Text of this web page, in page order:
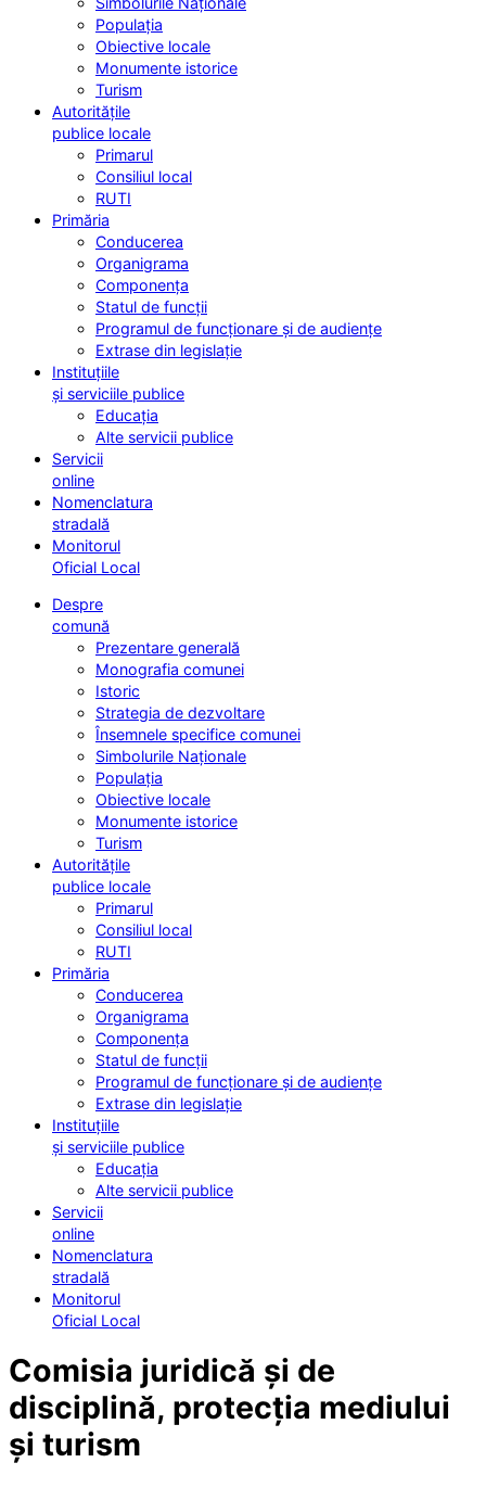
Populația
Obiective locale
Monumente istorice
Turism
Autoritățile
publice locale
Primarul
Consiliul local
RUTI
Primăria
Conducerea
Organigrama
Componența
Statul de funcții
Programul de funcționare și de audiențe
Extrase din legislație
Instituțiile
și serviciile publice
Educația
Alte servicii publice
Servicii
online
Nomenclatura
stradală
Monitorul
Oficial Local
Despre
comună
Prezentare generală
Monografia comunei
Istoric
Strategia de dezvoltare
Însemnele specifice comunei
Simbolurile Naționale
Populația
Obiective locale
Monumente istorice
Turism
Autoritățile
publice locale
Primarul
Consiliul local
RUTI
Primăria
Conducerea
Organigrama
Componența
Statul de funcții
Programul de funcționare și de audiențe
Extrase din legislație
Instituțiile
și serviciile publice
Educația
Alte servicii publice
Servicii
online
Nomenclatura
stradală
Monitorul
Oficial Local
Comisia juridică și de
disciplină, protecția mediului
și turism